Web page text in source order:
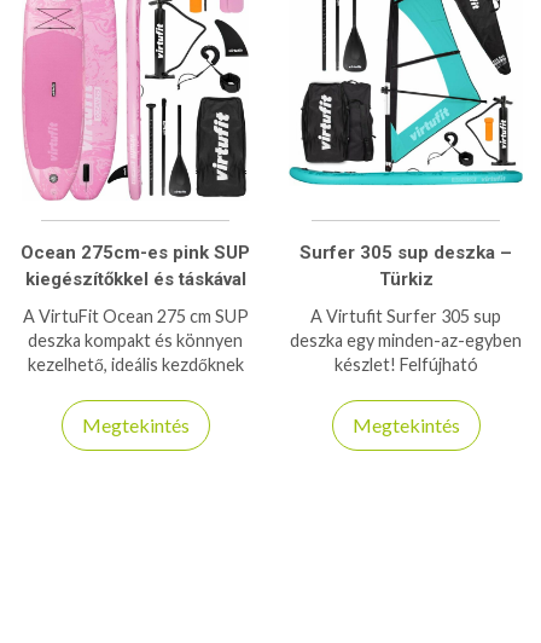
Ocean 275cm-es pink SUP
kiegészítőkkel és táskával
A VirtuFit Ocean 275 cm SUP
deszka kompakt és könnyen
kezelhető, ideális kezdőknek
evezéshez és pihenéshez.
Megtekintés
Surfer 305 sup deszka –
Türkiz
A Virtufit Surfer 305 sup
deszka egy minden-az-egyben
készlet! Felfújható
szett, amely a végső és teljes
szupélményt kínálja!
Megtekintés